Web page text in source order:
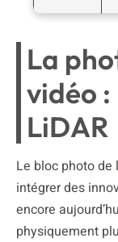
La
vidéo :
LiDAR
Le bloc photo de
intégrer des
encore
physiquement